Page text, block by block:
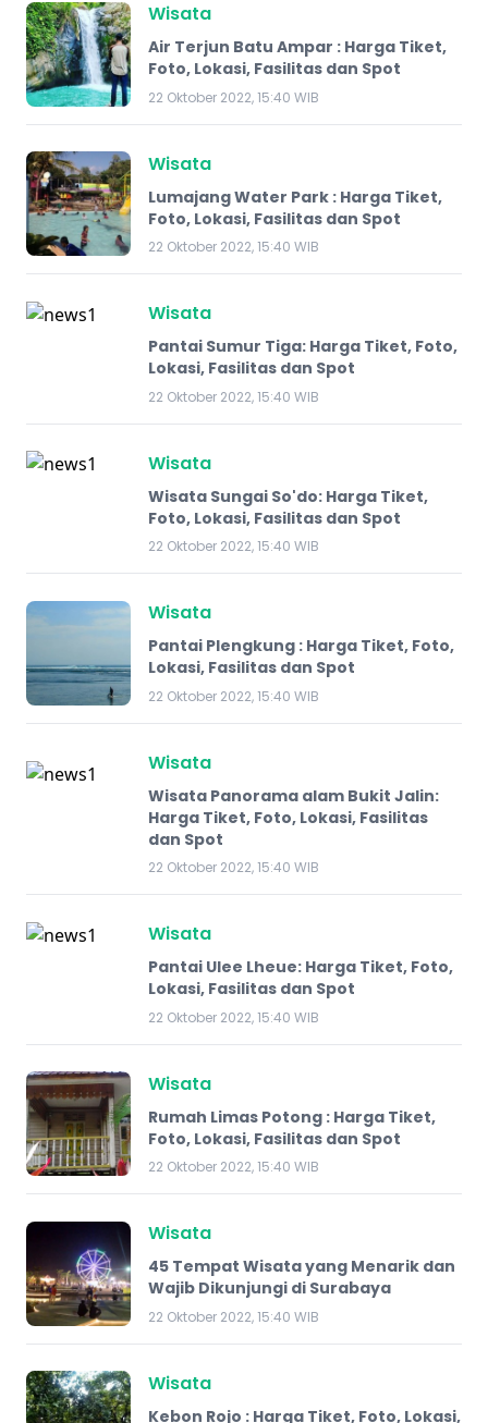
Wisata
​Air Terjun Batu Ampar : Harga Tiket,
Foto, Lokasi, Fasilitas dan Spot
22 Oktober 2022, 15:40 WIB
Wisata
Lumajang Water Park : Harga Tiket,
Foto, Lokasi, Fasilitas dan Spot
22 Oktober 2022, 15:40 WIB
Wisata
Pantai Sumur Tiga: Harga Tiket, Foto,
Lokasi, Fasilitas dan Spot
22 Oktober 2022, 15:40 WIB
Wisata
Wisata Sungai So'do: Harga Tiket,
Foto, Lokasi, Fasilitas dan Spot
22 Oktober 2022, 15:40 WIB
Wisata
Pantai Plengkung : Harga Tiket, Foto,
Lokasi, Fasilitas dan Spot
22 Oktober 2022, 15:40 WIB
Wisata
Wisata Panorama alam Bukit Jalin:
Harga Tiket, Foto, Lokasi, Fasilitas
dan Spot
22 Oktober 2022, 15:40 WIB
Wisata
Pantai Ulee Lheue: Harga Tiket, Foto,
Lokasi, Fasilitas dan Spot
22 Oktober 2022, 15:40 WIB
Wisata
Rumah Limas Potong : Harga Tiket,
Foto, Lokasi, Fasilitas dan Spot
22 Oktober 2022, 15:40 WIB
Wisata
45 Tempat Wisata yang Menarik dan
Wajib Dikunjungi di Surabaya
22 Oktober 2022, 15:40 WIB
Wisata
Kebon Rojo : Harga Tiket, Foto, Lokasi,